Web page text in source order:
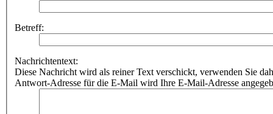
Betreff:
Nachrichtentext:
Diese Nachricht wird als reiner Text verschickt, verwenden Sie
Antwort-Adresse für die E-Mail wird Ihre E-Mail-Adresse